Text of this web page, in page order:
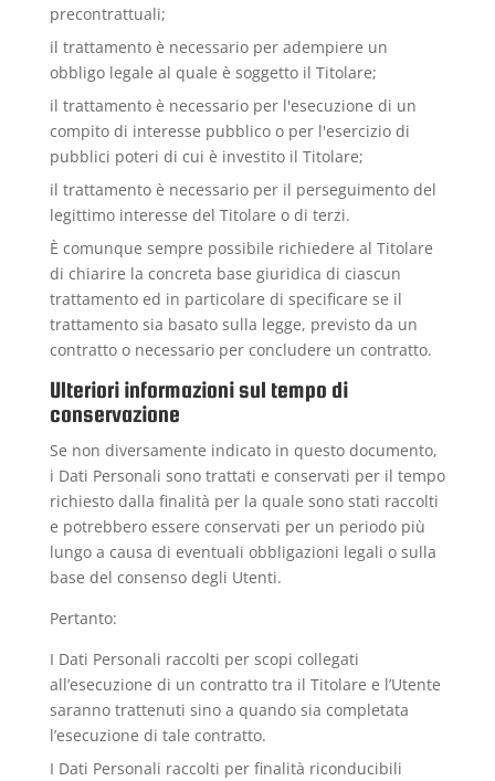
precontrattuali;
il trattamento è necessario per adempiere un
obbligo legale al quale è soggetto il Titolare;
il trattamento è necessario per l'esecuzione di un
compito di interesse pubblico o per l'esercizio di
pubblici poteri di cui è investito il Titolare;
il trattamento è necessario per il perseguimento del
legittimo interesse del Titolare o di terzi.
È comunque sempre possibile richiedere al Titolare
di chiarire la concreta base giuridica di ciascun
trattamento ed in particolare di specificare se il
trattamento sia basato sulla legge, previsto da un
contratto o necessario per concludere un contratto.
Ulteriori informazioni sul tempo di
conservazione
Se non diversamente indicato in questo documento,
i Dati Personali sono trattati e conservati per il tempo
richiesto dalla finalità per la quale sono stati raccolti
e potrebbero essere conservati per un periodo più
lungo a causa di eventuali obbligazioni legali o sulla
base del consenso degli Utenti.
Pertanto:
I Dati Personali raccolti per scopi collegati
all’esecuzione di un contratto tra il Titolare e l’Utente
saranno trattenuti sino a quando sia completata
l’esecuzione di tale contratto.
I Dati Personali raccolti per finalità riconducibili